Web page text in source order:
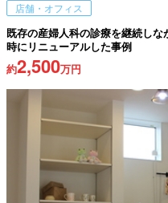
店舗・オフィス
既存の産婦人科の診療を継続し
時にリニューアルした事例
約2,500万円